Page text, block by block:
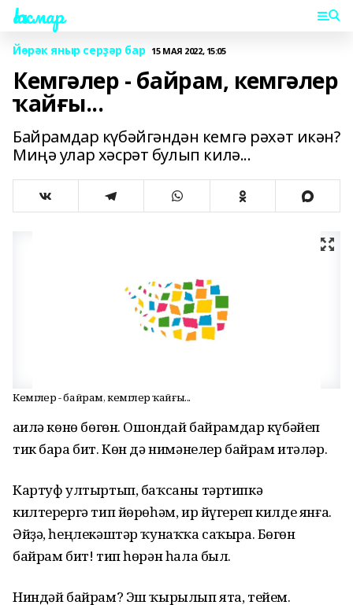
Һаҡмар
Йөрәк яныр серҙәр бар 15 МАЯ 2022, 15:05
Кемгәлер - байрам, кемгәлер
ҡайғы...
Байрамдар күбәйгәндән кемгә рәхәт икән?
Миңә улар хәсрәт булып килә...
Кемгәлер - байрам, кемгәлер ҡайғы...
Ғаилә көнө бөгөн. Ошондай байрамдар күбәйеп
тик бара бит. Көн дә нимәнелер байрам итәләр.
Картуф ултыртып, баҡсаны тәртипкә
килтерергә тип йөрөһәм, ир йүгереп килде янға.
Әйҙә, һеңлекәштәр ҡунаҡҡа саҡыра. Бөгөн
байрам бит! тип һөрән һала был.
Ниндәй байрам? Эш ҡырылып ята, тейем.